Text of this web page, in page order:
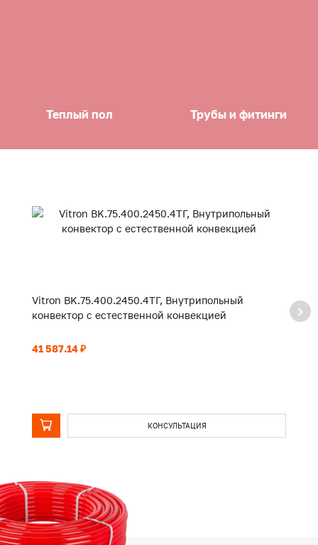
Теплый пол Трубы и фитинги
Vitron BK.75.400.2450.4ТГ, Внутрипольный
конвектор с естественной конвекцией
41 587.14 ₽
КОНСУЛЬТАЦИЯ